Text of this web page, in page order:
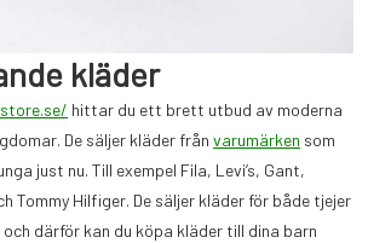
kläder
hittar du ett brett utbud av moderna
De säljer kläder från varumärken som
just nu. Till exempel Fila, Levi’s, Gant,
Tommy Hilfiger. De säljer kläder för både tjejer
därför kan du köpa kläder till dina barn